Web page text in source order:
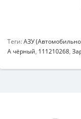
Теги:АЗУ
A чёрный, 111210268,